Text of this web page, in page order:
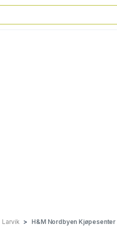
Larvik H&M Nordbyen Kjøpesenter